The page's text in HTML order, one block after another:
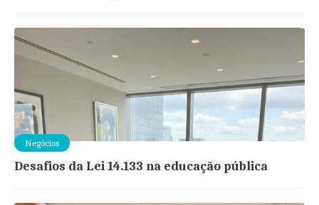
Negócios
Desafios da Lei 14.133 na educação pública